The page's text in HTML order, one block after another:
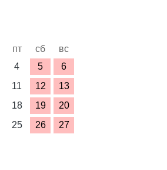
пт сб
вс
4 5
6
11 12
13
18 19
20
25 26
27